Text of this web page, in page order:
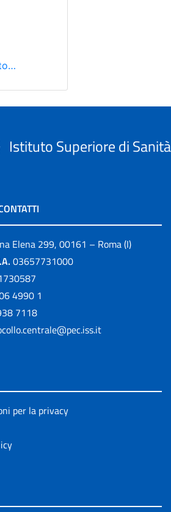
Istituto Superiore di Sanità
Elena 299, 00161 – Roma (I)
03657731000
4990 1
7118
per la privacy